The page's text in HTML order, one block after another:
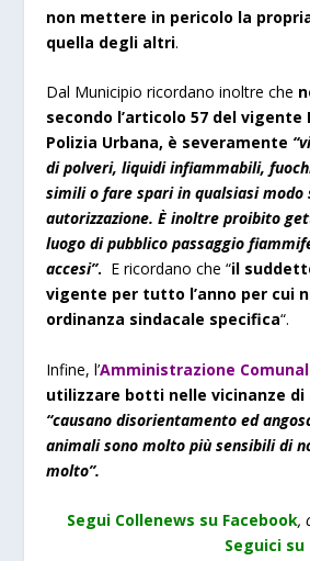
non mettere in pericolo la
quella degli altri.
Dal Municipio ricordano inoltre che
secondo l’articolo 57 del
Polizia Urbana, è severamente
di polveri, liquidi infiammabili,
simili o fare spari in qualsiasi modo
autorizzazione.Èinoltre proibito
luogo di pubblico passaggio
accesi”. E ricordano che “il
vigente per tutto l’anno per cui
ordinanza sindacale specifica“.
Infine, l’Amministrazione
utilizzare botti nelle vicinanze
“causano disorientamento ed
animali sono molto più sensibili di
molto”.
Segui Collenews su Facebook,
Seguici